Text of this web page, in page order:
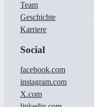
Team
Geschichte
Karriere
Social
facebook.com
instagram.com
X.com